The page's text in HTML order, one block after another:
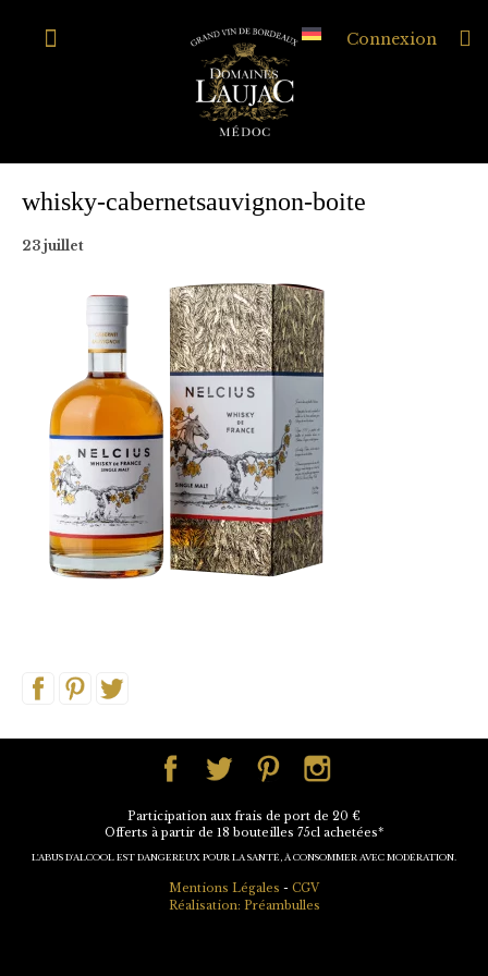
Connexion
whisky-cabernetsauvignon-boite
23 juillet
Participation aux frais de port de 20 €
Offerts à partir de 18 bouteilles 75cl achetées*
L'ABUS D'ALCOOL EST DANGEREUX POUR LA SANTÉ, À CONSOMMER AVEC MODÉRATION.
Mentions Légales - CGV
Réalisation: Préambulles